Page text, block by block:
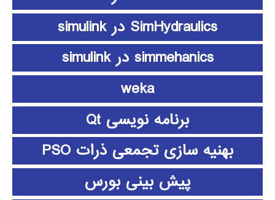
SimHydraulics در simulink
simmehanics در simulink
weka
برنامه نویسی Qt
بهنیه سازی تجمعی ذرات PSO
پیش بینی بورس